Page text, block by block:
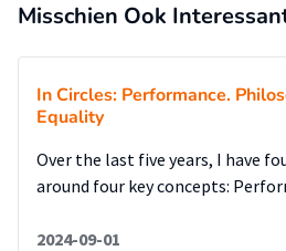
Misschien Ook
In Circles: Performance.
Equality
Over the last five years, I have
around four key concepts:
2024-09-01